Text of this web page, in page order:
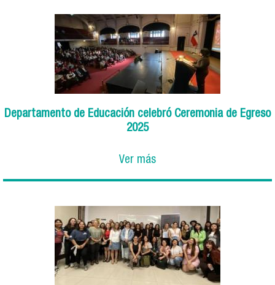
Departamento de Educación celebró Ceremonia de Egreso
2025
Ver más